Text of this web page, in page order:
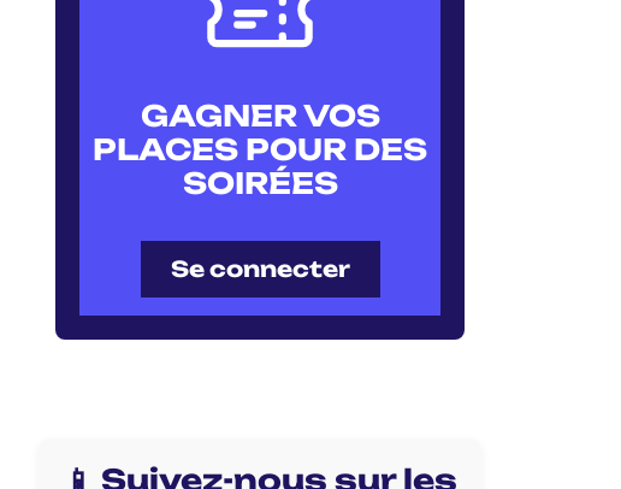
GAGNER VOS
PLACES POUR DES
SOIRÉES
Se connecter
📱 Suivez-nous sur les